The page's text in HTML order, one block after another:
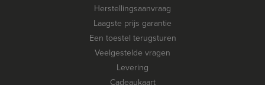
Herstellingsaanvraag
Laagste prijs garantie
Een toestel terugsturen
Veelgestelde vragen
Levering
Cadeaukaart